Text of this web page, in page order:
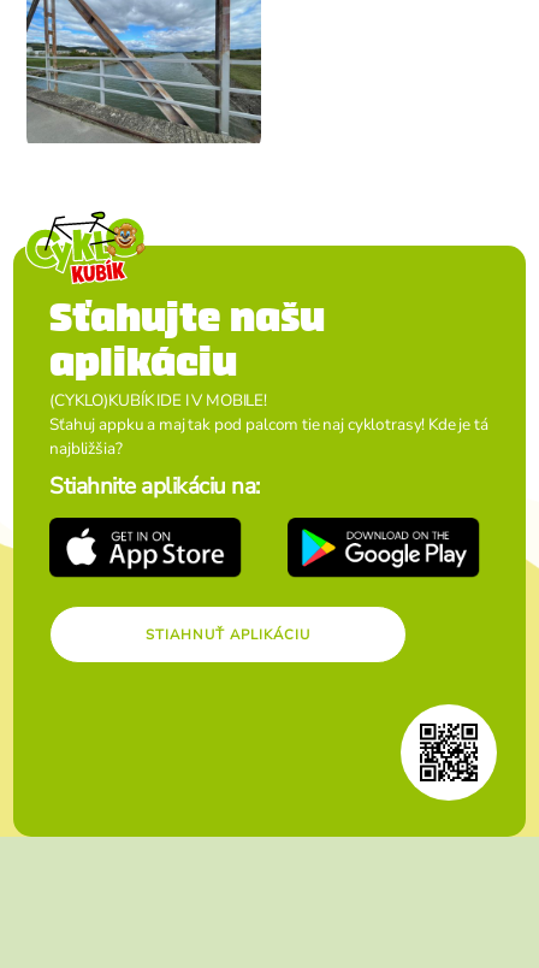
Sťahujte našu
aplikáciu
(CYKLO)KUBÍK IDE I V MOBILE!
Sťahuj appku a maj tak pod palcom tie naj cyklotrasy! Kde je tá
najbližšia?
Stiahnite aplikáciu na:
STIAHNUŤ APLIKÁCIU